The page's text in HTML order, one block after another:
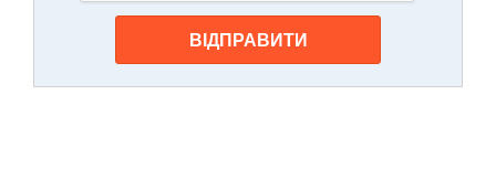
ВІДПРАВИТИ